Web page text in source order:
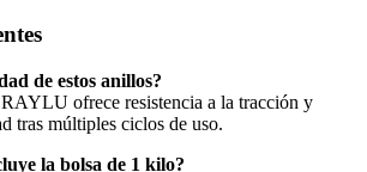
de estos anillos?
ofrece resistencia a la tracción y
tras múltiples ciclos de uso.
la bolsa de 1 kilo?